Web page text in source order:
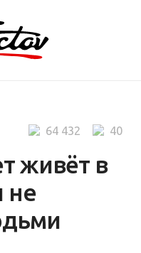
живёт в
не
40
64 432